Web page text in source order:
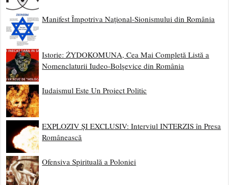
Manifest Împotriva Național-Sionismului din România
Istorie: ŻYDOKOMUNA, Cea Mai Completă Listă a
Nomenclaturii Iudeo-Bolșevice din România
Iudaismul Este Un Proiect Politic
EXPLOZIV ȘI EXCLUSIV: Interviul INTERZIS în Presa
Românească
Ofensiva Spirituală a Poloniei